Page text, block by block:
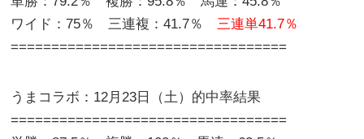
ワイド：75％ 三連複：41.7％ 三連単41.7％
==================================
うまコラボ：12月23日（土）的中率結果
==================================